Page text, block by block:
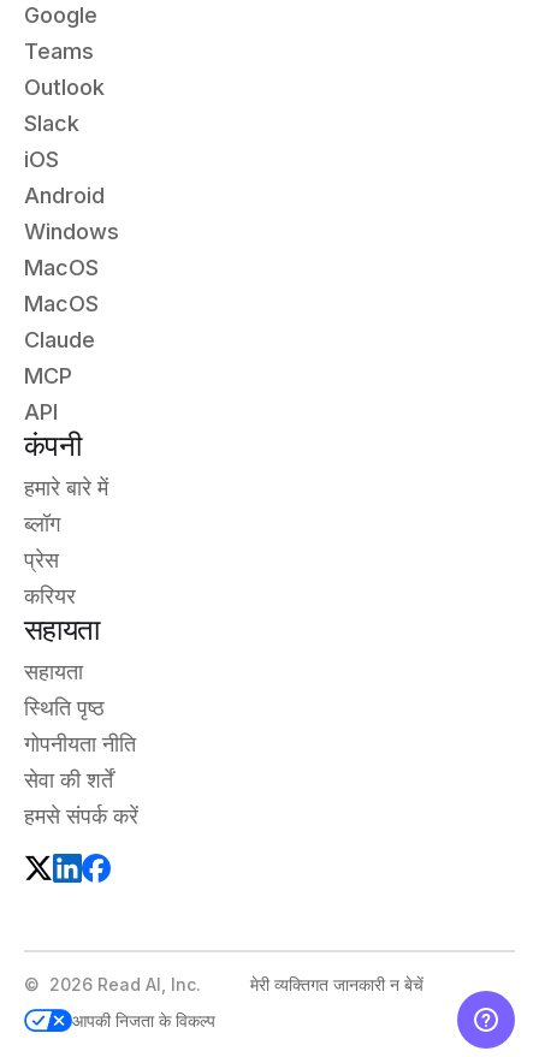
Google
Teams
Outlook
Slack
iOS
Android
Windows
MacOS
MacOS
Claude
MCP
API
कंपनी
हमारे बारे में
ब्लॉग
प्रेस
करियर
सहायता
सहायता
स्थिति पृष्ठ
गोपनीयता नीति
सेवा की शर्तें
हमसे संपर्क करें
© 2026 Read AI, Inc.
मेरी व्यक्तिगत जानकारी न बेचें
आपकी निजता के विकल्प